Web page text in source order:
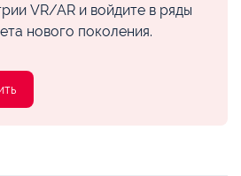
VR/AR и войдите в ряды
нового поколения.